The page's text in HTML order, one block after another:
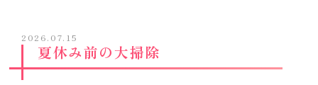
2026.07.15
夏休み前の大掃除